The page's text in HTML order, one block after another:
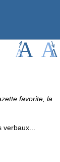
favorite, la